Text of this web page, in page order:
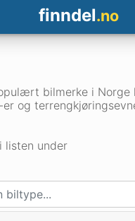
finndel.no
bilmerke i Norge
er og
listen under